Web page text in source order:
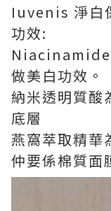
Iuvenis 淨白
功效:
Niacinamide
做美白功效。
納米透明質酸
底層
燕窩萃取精華
仲要係棉質面